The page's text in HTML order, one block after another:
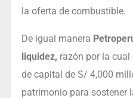
la oferta de combustible.
De igual manera
liquidez, razón por la cual
de capital de S/ 4,000
patrimonio para sostener